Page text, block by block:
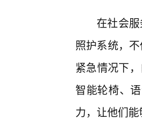
在社会
照护系统，
紧急情况下
智能轮椅、
力，让他们能